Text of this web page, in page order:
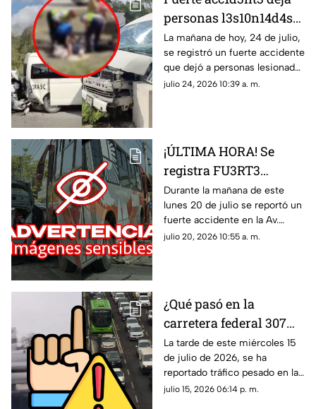
personas l3s10n14d4s
en carretera federal 307
tramo Playa del
Carmen - Cancún HOY:
Esto se sabe del choque
La mañana de hoy, 24 de julio,
se registró un fuerte accidente
que dejó a personas lesionadas
en la carretera federal 307
julio 24, 2026 10:39 a. m.
¡ÚLTIMA HORA! Se
registra FU3RT3
accidente en la Av.
Kabah en Cancún HOY
20 de julio; hay
lesionados
Durante la mañana de este
lunes 20 de julio se reportó un
fuerte accidente en la Av.
Kabah en Cancún. De manera
julio 20, 2026 10:55 a. m.
¿Qué pasó en la
carretera federal 307
tramo Cancún-Playa
del Carmen? Reportan
tráfico pesado la tarde
de HOY, miércoles 15 de
La tarde de este miércoles 15
de julio de 2026, se ha
reportado tráfico pesado en la
carretera federal 307 tramo
julio 15, 2026 06:14 p. m.